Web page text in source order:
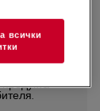
за
988 са
всички